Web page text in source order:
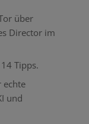
über
Director im
Tipps.
echte
und